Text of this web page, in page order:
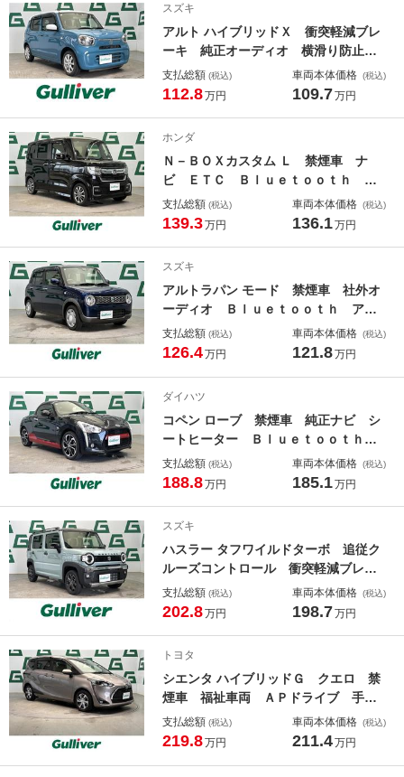
正フロアマット ルーフレール
スズキ
アルト ハイブリッドＸ 衝突軽減ブレ
ーキ 純正オーディオ 横滑り防止
前席シートヒーター 前後ドライブレ
コーダー 純正アルミホイール フロ
ングストップ
支払総額 (税込)
112.8万円
車両本体価格 (税込)
109.7万円
ホンダ
Ｎ－ＢＯＸカスタム Ｌ 禁煙車 ナ
ビ ＥＴＣ Ｂｌｕｅｔｏｏｔｈ 片
側パワースライドドア アイドリング
ストップ 前席シートヒーター フル
ンサー ＬＥＤライト
支払総額 (税込)
139.3万円
車両本体価格 (税込)
136.1万円
スズキ
アルトラパン モード 禁煙車 社外オ
ーディオ Ｂｌｕｅｔｏｏｔｈ アイ
ドリングストップ 衝突軽減 後方コ
ーナーセンサー ＬＥＤヘッドライ
シートヒーター
支払総額 (税込)
126.4万円
車両本体価格 (税込)
121.8万円
ダイハツ
コペン ローブ 禁煙車 純正ナビ シ
ートヒーター Ｂｌｕｅｔｏｏｔｈ
アイドリングストップ 純正アルミホ
イール フルセグＴＶ ＬＥＤヘッド
ターボ
支払総額 (税込)
188.8万円
車両本体価格 (税込)
185.1万円
スズキ
ハスラー タフワイルドターボ 追従ク
ルーズコントロール 衝突軽減ブレー
キ 横滑り防止 前席シートヒータ
ー 純正アルミホイール パドルシフ
ュスタート パワステ
支払総額 (税込)
202.8万円
車両本体価格 (税込)
198.7万円
トヨタ
シエンタ ハイブリッドＧ クエロ 禁
煙車 福祉車両 ＡＰドライブ 手動
パーキングブレーキ 純正ナビ 全方
位カメラ 前席シートヒーター 両側
支払総額 (税込)
219.8万円
車両本体価格 (税込)
211.4万円